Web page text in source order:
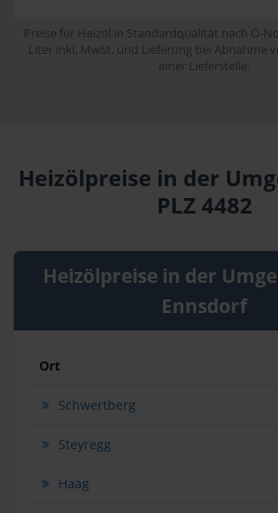
Preise für Heizöl in Standardqualität nach Ö-
Liter inkl. MwSt. und Lieferung bei Abnahme
einer Lieferstelle.
Heizölpreise in der
PLZ 4482
Heizölpreise in der
Ennsdorf
Ort
Schwertberg
Steyregg
Haag